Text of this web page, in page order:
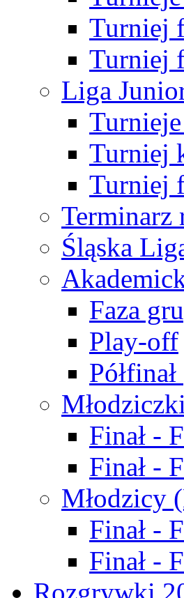
Turniej
Turniej
Liga
Turniej
Turniej
Terminarz
Śląska
Faza
Play-off
Finał -
Finał -
Młodzicy
Finał -
Finał -
Rozgrywki